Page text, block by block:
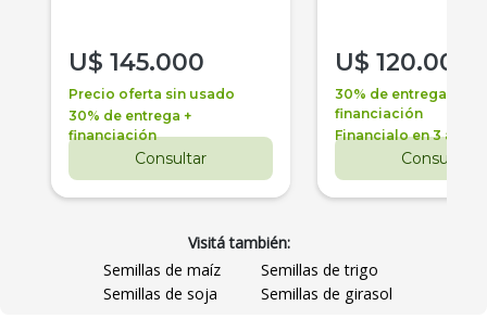
U$ 145.000
Precio oferta sin usado
30% de entrega +
financiación
Consultar
U$ 120.000
30% de entrega +
financiación
Financialo en 3 años
Consultar
Visitá también:
Semillas de maíz
Semillas de trigo
Semillas de soja
Semillas de girasol